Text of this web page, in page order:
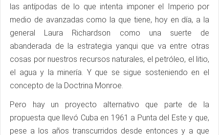
las antípodas de lo que intenta imponer el Imperio por
medio de avanzadas como la que tiene, hoy en día, a la
general Laura Richardson como una suerte de
abanderada de la estrategia yanqui que va entre otras
cosas por nuestros recursos naturales, el petróleo, el litio,
el agua y la minería. Y que se sigue sosteniendo en el
concepto de la Doctrina Monroe.
Pero hay un proyecto alternativo que parte de la
propuesta que llevó Cuba en 1961 a Punta del Este y que,
pese a los años transcurridos desde entonces y a que